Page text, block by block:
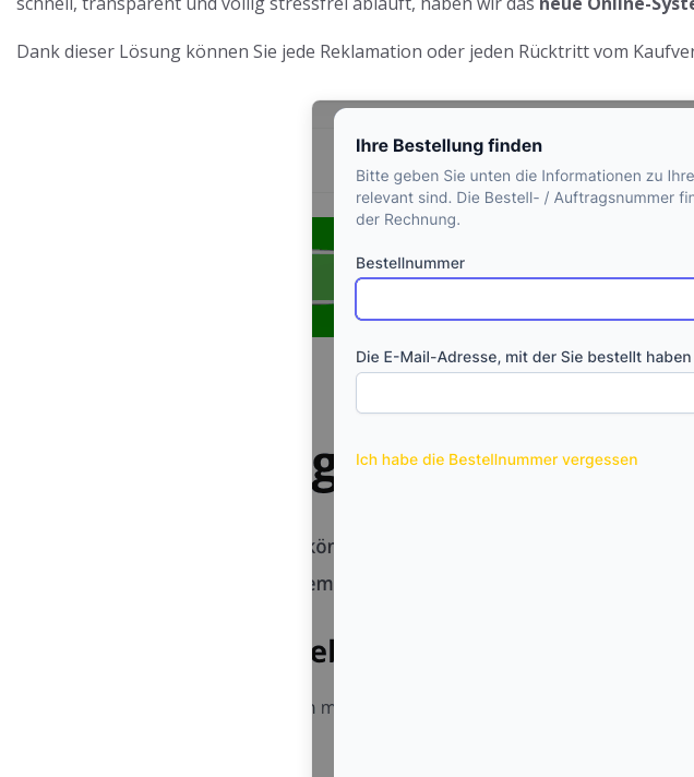
Dank dieser Lösung können Sie jede Reklamation oder jeden Rücktritt vom